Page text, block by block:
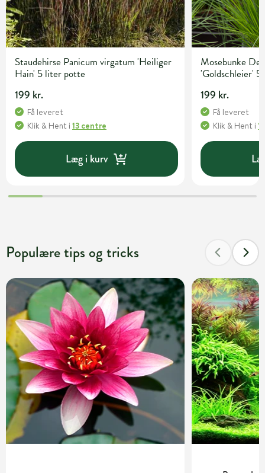
Staudehirse Panicum virgatum 'Heiliger
Hain' 5 liter potte
199 kr.
Få leveret
Klik & Hent i 13 centre
Læg i kurv
Mosebunke
'Goldschleier'
199 kr.
Få leveret
Klik & Hent i
Populære tips og tricks